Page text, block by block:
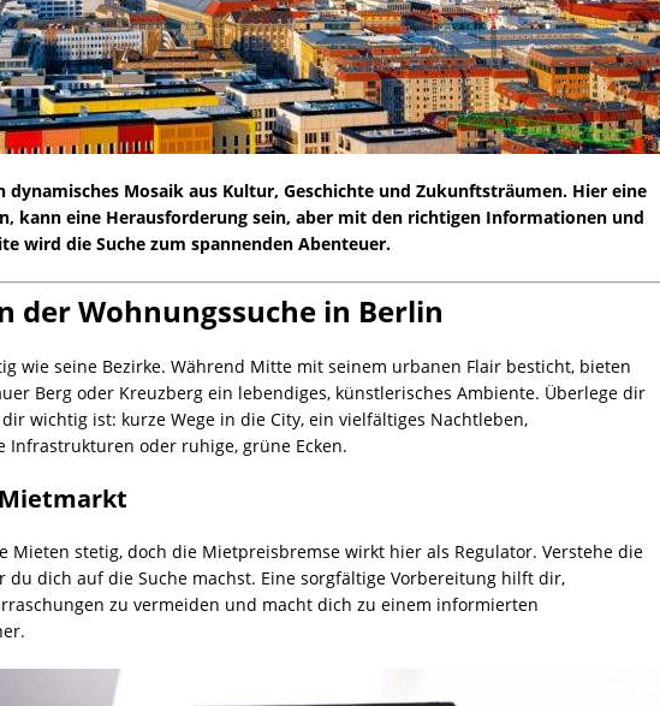
dynamisches Mosaik aus Kultur, Geschichte und Zukunftsträumen. Hier eine
kann eine Herausforderung sein, aber mit den richtigen Informationen und
wird die Suche zum spannenden Abenteuer.
der Wohnungssuche in Berlin
wie seine Bezirke. Während Mitte mit seinem urbanen Flair besticht, bieten
Berg oder Kreuzberg ein lebendiges, künstlerisches Ambiente. Überlege dir
wichtig ist: kurze Wege in die City, ein vielfältiges Nachtleben,
oder ruhige, grüne Ecken.
Mieten stetig, doch die Mietpreisbremse wirkt hier als Regulator. Verstehe die
du dich auf die Suche machst. Eine sorgfältige Vorbereitung hilft dir,
zu vermeiden und macht dich zu einem informierten